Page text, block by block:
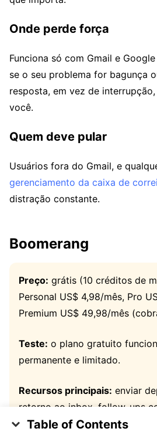
Table of Contents
Onde perde força
Funciona só com Gmail e
se o seu problema for bagunça
resposta, em vez de
você.
Quem deve pular
Usuários fora do Gmail, e
gerenciamento da caixa de
distração constante.
Boomerang
Preço: grátis (10 créditos de
Personal US$ 4,98/mês, Pro
Premium US$ 49,98/mês
Teste: o plano gratuito
permanente e limitado.
Recursos principais: enviar
retorno ao inbox, follow-ups
Pause (Pro), escrita com IA